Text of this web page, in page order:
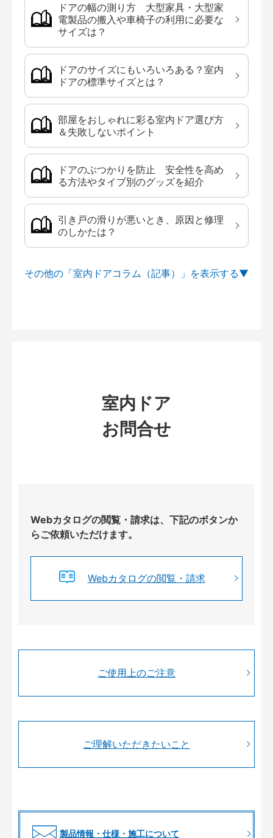
ドアの幅の測り方 大型家具・大型家
電製品の搬入や車椅子の利用に必要な
サイズは？
ドアのサイズにもいろいろある？室内
ドアの標準サイズとは？
部屋をおしゃれに彩る室内ドア選び方
＆失敗しないポイント
ドアのぶつかりを防止 安全性を高め
る方法やタイプ別のグッズを紹介
引き戸の滑りが悪いとき、原因と修理
のしかたは？
その他の「室内ドアコラム（記事）」を
室内ドア
お問合せ
Webカタログの閲覧・請求は、下記のボタンか
らご依頼いただけます。
Webカタログの閲覧・請求
ご使用上のご注意
ご理解いただきたいこと
製品情報・仕様・施工について